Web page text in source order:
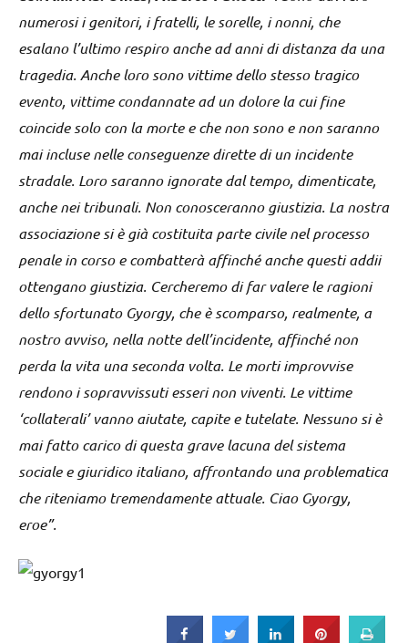
numerosi i genitori, i fratelli, le sorelle, i nonni, che
esalano l’ultimo respiro anche ad anni di distanza da una
tragedia. Anche loro sono vittime dello stesso tragico
evento, vittime condannate ad un dolore la cui fine
coincide solo con la morte e che non sono e non saranno
mai incluse nelle conseguenze dirette di un incidente
stradale. Loro saranno ignorate dal tempo, dimenticate,
anche nei tribunali. Non conosceranno giustizia. La nostra
associazione si è già costituita parte civile nel processo
penale in corso e combatterà affinché anche questi addii
ottengano giustizia. Cercheremo di far valere le ragioni
dello sfortunato Gyorgy, che è scomparso, realmente, a
nostro avviso, nella notte dell’incidente, affinché non
perda la vita una seconda volta. Le morti improvvise
rendono i sopravvissuti esseri non viventi. Le vittime
‘collaterali’ vanno aiutate, capite e tutelate. Nessuno si è
mai fatto carico di questa grave lacuna del sistema
sociale e giuridico italiano, affrontando una problematica
che riteniamo tremendamente attuale. Ciao Gyorgy,
eroe”.